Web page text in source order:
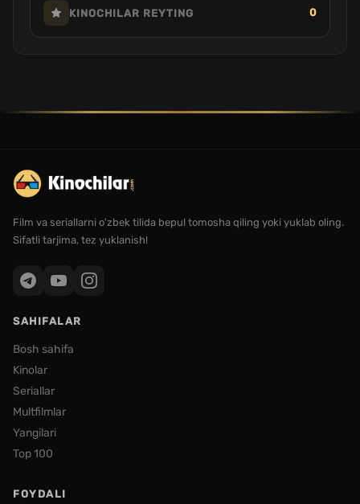
KINOCHILAR REYTING 0
Film va seriallarni o'zbek tilida bepul tomosha qiling yoki yuklab oling.
Sifatli tarjima, tez yuklanish!
SAHIFALAR
Bosh sahifa
Kinolar
Seriallar
Multfilmlar
Yangilari
Top 100
FOYDALI